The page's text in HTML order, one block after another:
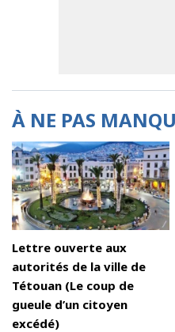
À NE PAS
Lettre ouverte aux
autorités de la ville de
Tétouan (Le coup de
gueule d’un citoyen
excédé)